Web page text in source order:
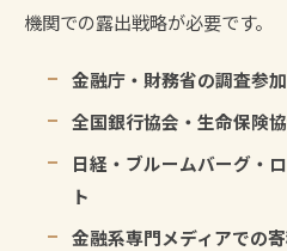
機関での露出戦略が必要です。
金融庁・財務省の調査参
全国銀行協会・生命保険
日経・ブルームバーグ・
ト
金融系専門メディアでの